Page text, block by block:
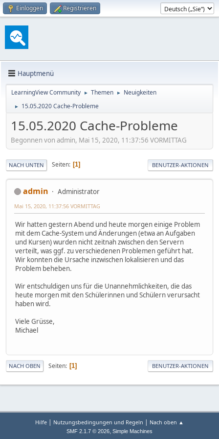
Einloggen Registrieren
Hauptmenü
LearningView Community ► Themen ► Neuigkeiten
► 15.05.2020 Cache-Probleme
15.05.2020 Cache-Probleme
Begonnen von admin, Mai 15, 2020, 11:37:56 VORMITTAG
NACH UNTEN Seiten 1 BENUTZER-AKTIONEN
admin Administrator
Mai 15, 2020, 11:37:56 VORMITTAG
Wir hatten gestern Abend und heute morgen einige Problem
mit dem Cache-System und Änderungen (etwa an Aufgaben
und Kursen) wurden nicht zeitnah zwischen den Servern
verteilt, was ggf. zu verschiedenen Problemen geführt hat.
Wir konnten die Ursache inzwischen lokalisieren und das
Problem beheben.
Wir entschuldigen uns für die Unannehmlichkeiten, die das
heute morgen mit den Schülerinnen und Schülern verursacht
haben wird.
Viele Grüsse,
Michael
NACH OBEN Seiten 1 BENUTZER-AKTIONEN
Hilfe Nutzungsbedingungen und Regeln Nach oben ▲
SMF 2.1.7 © 2026, Simple Machines